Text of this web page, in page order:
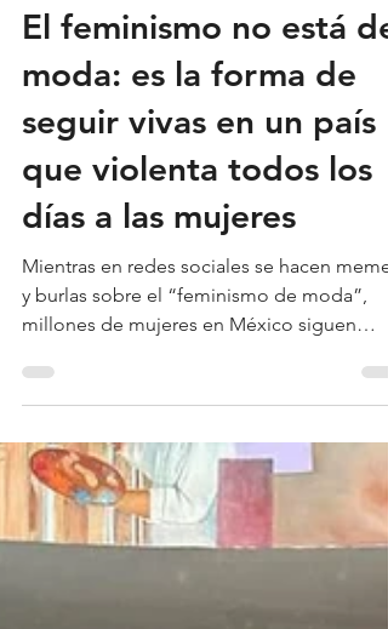
9 oct 2025
2 min de lectura
El feminismo no está de
moda: es la forma de
seguir vivas en un país
que violenta todos los
días a las mujeres
Mientras en redes sociales se hacen memes
millones de mujeres en México siguen
viviendo miedo,...